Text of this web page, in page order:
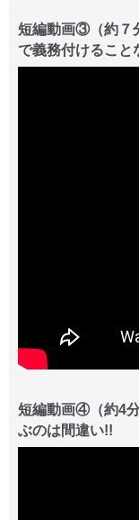
短編動画③（約７
で義務付けるこ
短編動画④（約4
ぶのは間違い!!